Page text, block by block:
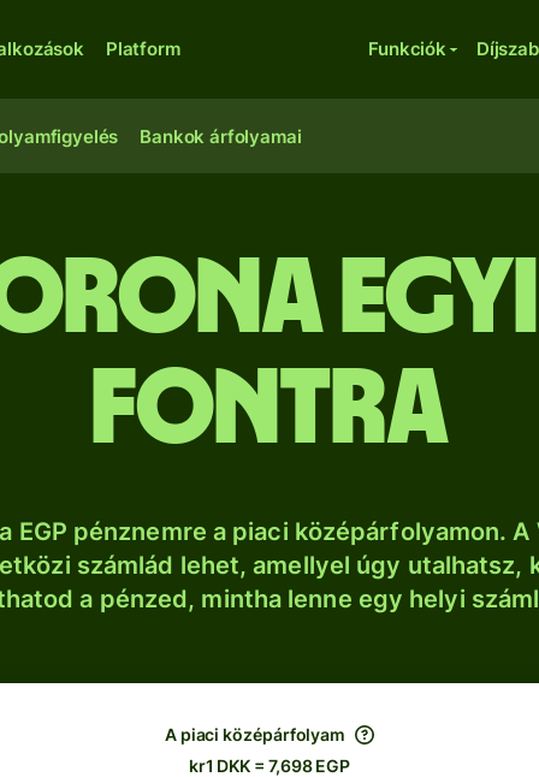
Platform Funkciók
Bankok árfolyamai
fontra
EGP pénznemre a piaci középárfolyamon.
számlád lehet, amellyel úgy utalhatsz,
a pénzed, mintha lenne egy helyi
A piaci középárfolyam
kr1 DKK = 7,698 EGP